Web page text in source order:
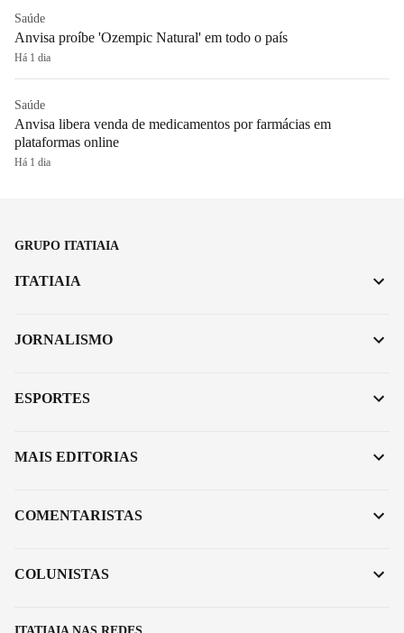
Saúde
Anvisa proíbe 'Ozempic Natural' em todo o país
Há 1 dia
Saúde
Anvisa libera venda de medicamentos por farmácias em
plataformas online
Há 1 dia
GRUPO ITATIAIA
ITATIAIA
JORNALISMO
ESPORTES
MAIS EDITORIAS
COMENTARISTAS
COLUNISTAS